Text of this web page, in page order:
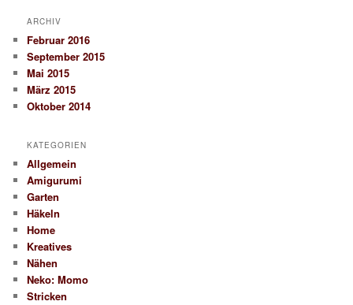
ARCHIV
Februar 2016
September 2015
Mai 2015
März 2015
Oktober 2014
KATEGORIEN
Allgemein
Amigurumi
Garten
Häkeln
Home
Kreatives
Nähen
Neko: Momo
Stricken